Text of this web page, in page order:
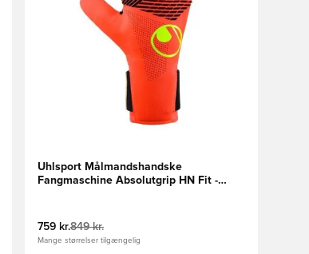
Uhlsport Målmandshandske
Fangmaschine Absolutgrip HN Fit -
759 kr.849 kr.
Mange størrelser tilgængelig